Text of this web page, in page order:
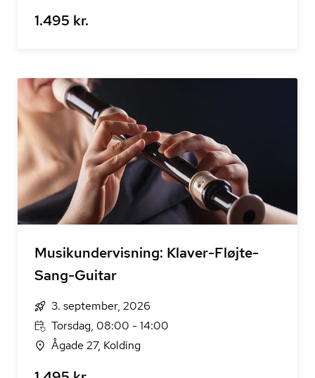
1.495 kr.
Musikundervisning: Klaver-Fløjte-
Sang-Guitar
3. september, 2026
Torsdag, 08:00 - 14:00
Ågade 27, Kolding